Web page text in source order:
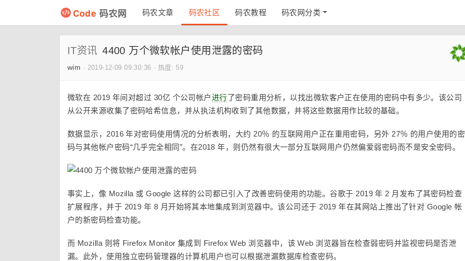
Code 码农网 码农文章 码农社区 码农教程 码农网分类
IT资讯 4400 万个微软帐户使用泄露的密码
wim · 2019-12-09 09:30:36 · 热度: 59
微软在 2019 年间对超过 30亿 个公司帐户进行了密码重用分析，以找出微软客户正在使用的密码中有多少。该公司
从公开来源收集了密码哈希信息，并从执法机构收到了其他数据，并将这些数据用作比较的基础。
数据显示，2016 年对密码使用情况的分析表明，大约 20％ 的互联网用户正在重用密码，另外 27％ 的用户使用的密
码与其他帐户密码“几乎完全相同”。在2018 年，则仍然有很大一部分互联网用户仍然偏爱弱密码而不是安全密码。
事实上，像 Mozilla 或 Google 这样的公司都已引入了改善密码使用的功能。谷歌于 2019 年 2 月发布了其密码检查
扩展程序，并于 2019 年 8 月开始将其本地集成到浏览器中。该公司还于 2019 年在其网站上推出了针对 Google 帐
户的新密码检查功能。
而 Mozilla 则将 Firefox Monitor 集成到 Firefox Web 浏览器中，该 Web 浏览器旨在检查弱密码并监视密码是否泄
漏。此外，使用独立密码管理器的计算机用户也可以根据泄漏数据库检查密码。